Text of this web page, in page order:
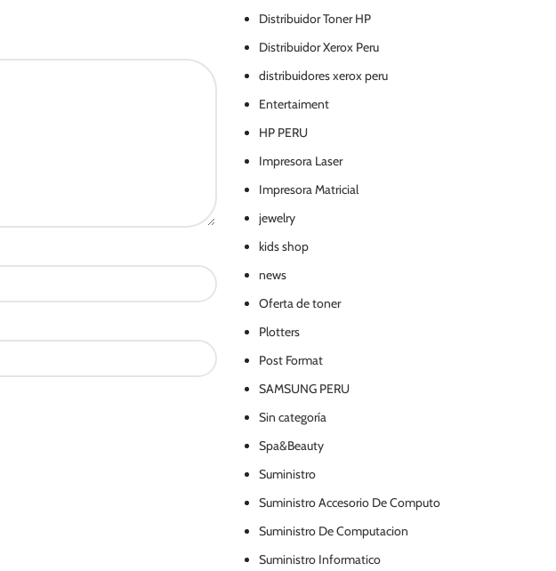
Distribuidor Toner HP
Distribuidor Xerox Peru
distribuidores xerox peru
Entertaiment
HP PERU
Impresora Laser
Impresora Matricial
jewelry
kids shop
news
Oferta de toner
Plotters
Post Format
SAMSUNG PERU
Sin categoría
Spa&Beauty
Suministro
Suministro Accesorio De Computo
Suministro De Computacion
Suministro Informatico